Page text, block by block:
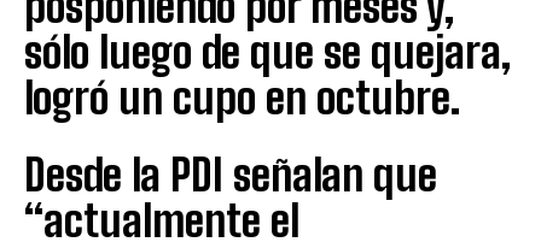
sólo luego de que se quejara,
logró un cupo en octubre.
Desde la PDI señalan que
“actualmente el